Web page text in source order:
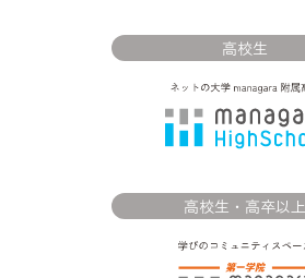
高校生
高校生・高卒以上